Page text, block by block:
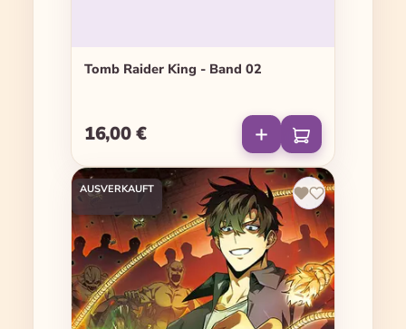
Tomb Raider King - Band 02
Regulärer Preis:
16,00 €
AUSVERKAUFT